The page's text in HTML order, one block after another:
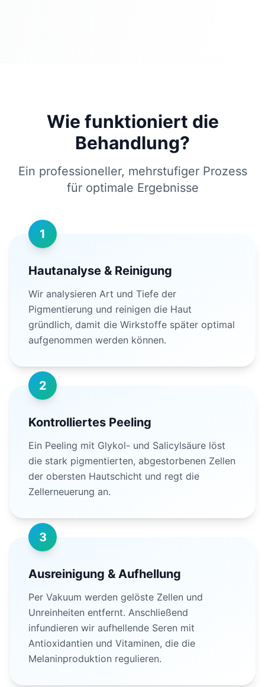
Wie funktioniert die
Behandlung?
Ein professioneller, mehrstufiger Prozess
für optimale Ergebnisse
1
Hautanalyse & Reinigung
Wir analysieren Art und Tiefe der
Pigmentierung und reinigen die Haut
gründlich, damit die Wirkstoffe später optimal
aufgenommen werden können.
2
Kontrolliertes Peeling
Ein Peeling mit Glykol- und Salicylsäure löst
die stark pigmentierten, abgestorbenen Zellen
der obersten Hautschicht und regt die
Zellerneuerung an.
3
Ausreinigung & Aufhellung
Per Vakuum werden gelöste Zellen und
Unreinheiten entfernt. Anschließend
infundieren wir aufhellende Seren mit
Antioxidantien und Vitaminen, die die
Melaninproduktion regulieren.